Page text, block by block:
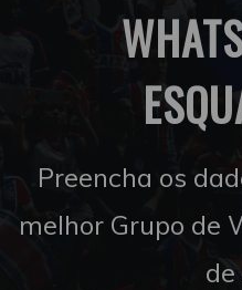
Preencha os
melhor Grupo de